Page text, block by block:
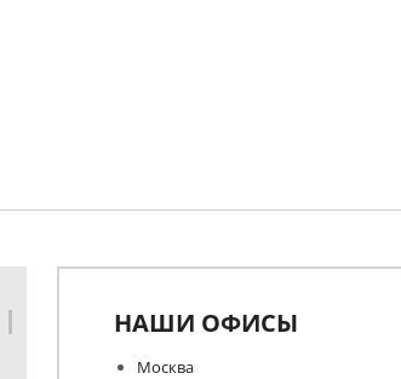
НАШИ ОФИСЫ
Москва